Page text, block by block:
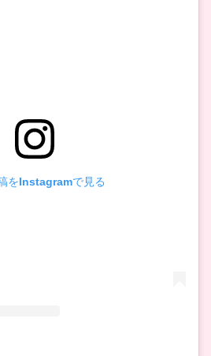
をInstagramで見る